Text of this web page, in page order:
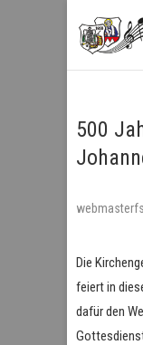
500
Die
feiert in
dafür den